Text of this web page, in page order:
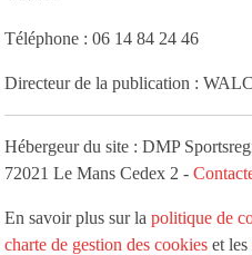
Téléphone : 06 14 84 24 46
Directeur de la publication :
Hébergeur du site : DMP
72021 Le Mans Cedex 2 -
En savoir plus sur la politique de
charte de gestion des cookies et les